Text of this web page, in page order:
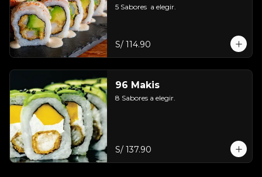
5 Sabores  a elegir.
S/ 114.90
96 Makis
8 Sabores a elegir.
S/ 137.90